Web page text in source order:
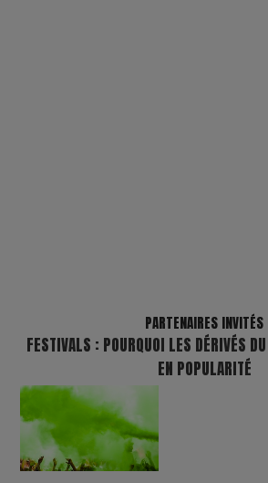
PARTENAIRES INVITÉS
FESTIVALS : POURQUOI LES DÉRIVÉS
EN POPULARITÉ